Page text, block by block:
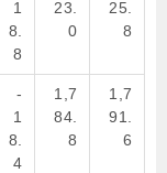
1
8.
8
23.
0
25.
8
-
1
8.
4
1,7
84.
8
1,7
91.
6